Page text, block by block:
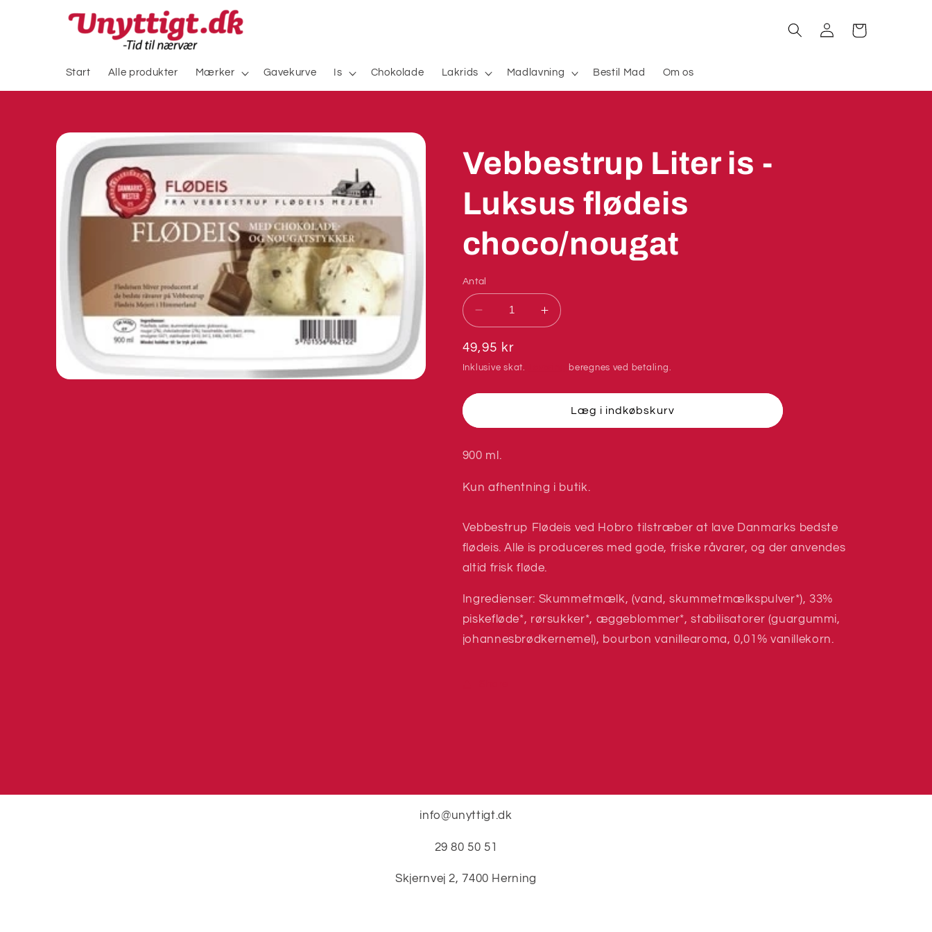
Start Alle produkter Mærker Gavekurve Is Chokolade Lakrids Madlavning Bestil Mad Om os
Log
ind
Indkøbskurv
Gå til
produktoplysninger
Vebbestrup Liter is -
Luksus flødeis
choco/nougat
Antal
Reducer
antallet
for
Vebbestrup
is
choco/nougat
Øg
antallet
Vebbestrup
is
Normalpris
49,95 kr
Inklusive skat. beregnes ved betaling.
Læg i indkøbskurv
900 ml.
Kun afhentning i butik.
Vebbestrup Flødeis ved Hobro tilstræber at lave Danmarks bedste
flødeis. Alle is produceres med gode, friske råvarer, og der anvendes
altid frisk fløde.
Ingredienser: Skummetmælk, (vand, skummetmælkspulver*), 33%
piskefløde*, rørsukker*, æggeblommer*, stabilisatorer (guargummi,
johannesbrødkernemel), bourbon vanillearoma, 0,01% vanillekorn.
info@unyttigt.dk
29 80 50 51
Skjernvej 2, 7400 Herning